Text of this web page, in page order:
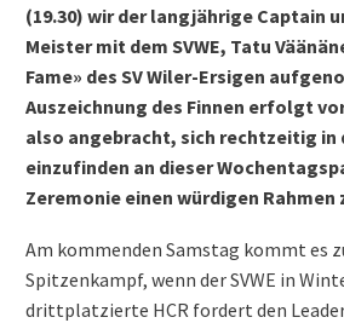
(19.30) wir der langjährige Captain
Meister mit dem SVWE, Tatu
Fame» des SV Wiler-Ersigen
Auszeichnung des Finnen erfolgt
also angebracht, sich rechtzeitig in
einzufinden an dieser
Zeremonie einen würdigen Rahmen
Am kommenden Samstag kommt es
Spitzenkampf, wenn der SVWE in
drittplatzierte HCR fordert den